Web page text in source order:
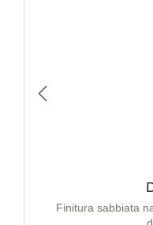
Finitura sabbiata